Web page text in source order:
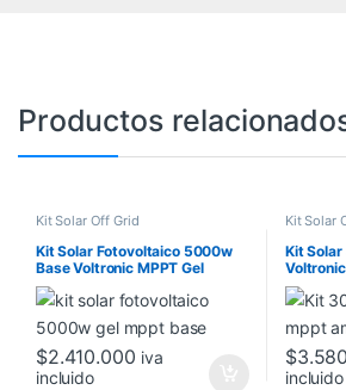
Productos
Kit Solar Off Grid
Kit Solar Fotovoltaico 5000w
Base Voltronic MPPT Gel
$2.410.000 iva
incluido
Kit Solar
Kit
$
incluido